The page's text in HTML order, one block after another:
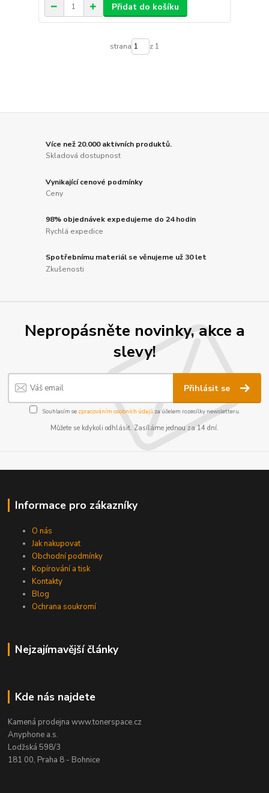
Přidat do košíku
strana z 1
Více než 20.000 aktivních produktů.
Skladová dostupnost
Vynikající cenové podmínky
Ceny
98% objednávek expedujeme do 24 hodin
Rychlá expedice
Spotřebnímu materiál se věnujeme už 30 let
Zkušenosti
Nepropásněte novinky, akce a
slevy!
Přihlásit se
Souhlasím se zpracováním osobních údajůza účelem rozesílky newsletteru.
Můžete se kdykoli odhlásit. Zasíláme jednou za 14 dní.
Informace pro zákazníky
O nás
Jak nakupovat
Obchodní podmínky
Kopírování a tisk
Kontakty
Blog
Ochrana soukromí
Nejzajímavější články
Kde nás najdete
Kamená prodejna www.tonerspace.cz
Anyphone a.s.
Lodžská 598/3
181 00, Praha 8 - Bohnice